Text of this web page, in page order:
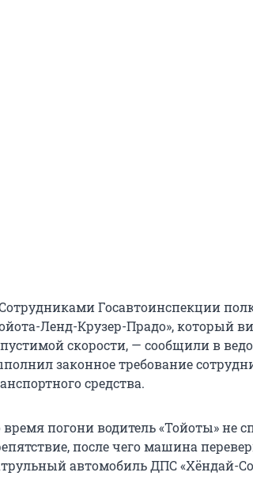
Госавтоинспекции
Ленд-Крузер-Прадо», который
скорости, — сообщили в
законное требование
средства.
время погони водитель «Тойоты» не
после чего машина
автомобиль ДПС «Хёндай-